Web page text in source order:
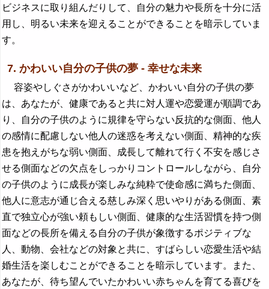
ビジネスに取り組んだりして、自分の魅力や長所を十分に活
用し、明るい未来を迎えることができることを暗示していま
す。
7. かわいい自分の子供の夢 - 幸せな未来
容姿やしぐさがかわいいなど、かわいい自分の子供の夢
は、あなたが、健康であると共に対人運や恋愛運が順調であ
り、自分の子供のように規律を守らない反抗的な側面、他人
の感情に配慮しない他人の迷惑を考えない側面、精神的な疾
患を抱えがちな弱い側面、成長して離れて行く不安を感じさ
せる側面などの欠点をしっかりコントロールしながら、自分
の子供のように成長が楽しみな純粋で使命感に満ちた側面、
他人に意志が通じ合える慈しみ深く思いやりがある側面、素
直で独立心が強い頼もしい側面、健康的な生活習慣を持つ側
面などの長所を備える自分の子供が象徴するポジティブな
人、動物、会社などの対象と共に、すばらしい恋愛生活や結
婚生活を楽しむことができることを暗示しています。また、
あなたが、待ち望んでいたかわいい赤ちゃんを育てる喜びを